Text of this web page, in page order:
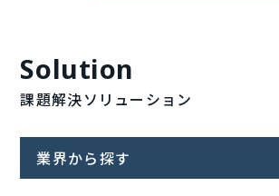
Solution
課題解決ソリューション
業界から探す